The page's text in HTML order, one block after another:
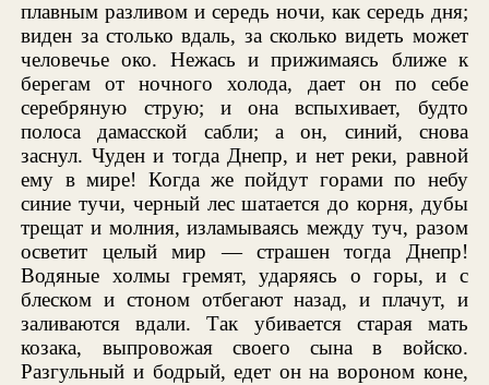
плавным разливом и середь ночи, как середь дня;
виден за столько вдаль, за сколько видеть может
человечье око. Нежась и прижимаясь ближе к
берегам от ночного холода, дает он по себе
серебряную струю; и она вспыхивает, будто
полоса дамасской сабли; а он, синий, снова
заснул. Чуден и тогда Днепр, и нет реки, равной
ему в мире! Когда же пойдут горами по небу
синие тучи, черный лес шатается до корня, дубы
трещат и молния, изламываясь между туч, разом
осветит целый мир — страшен тогда Днепр!
Водяные холмы гремят, ударяясь о горы, и с
блеском и стоном отбегают назад, и плачут, и
заливаются вдали. Так убивается старая мать
козака, выпровожая своего сына в войско.
Разгульный и бодрый, едет он на вороном коне,